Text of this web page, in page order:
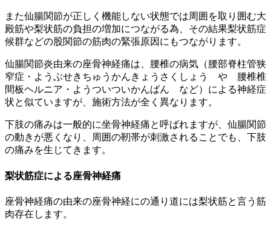
また仙腸関節が正しく機能しない状態では周囲を取り囲む大
殿筋や梨状筋の負担の増加につながる為、その結果梨状筋症
候群などの股関節の筋肉の緊張原因にもつながります。
仙腸関節炎由来の座骨神経痛は、腰椎の病気（腰部脊柱管狭
窄症・ようぶせきちゅうかんきょうさくしょう や 腰椎椎
間板ヘルニア・ようついついかんばん など）による神経症
状と似ていますが、施術方法が全く異なります。
下肢の痛みは一般的に坐骨神経痛と呼ばれますが、仙腸関節
の動きが悪くなり、周囲の靭帯が刺激されることでも、下肢
の痛みを生じてきます。
梨状筋症による座骨神経痛
座骨神経痛の由来の座骨神経にの通り道には梨状筋と言う筋
肉存在します。